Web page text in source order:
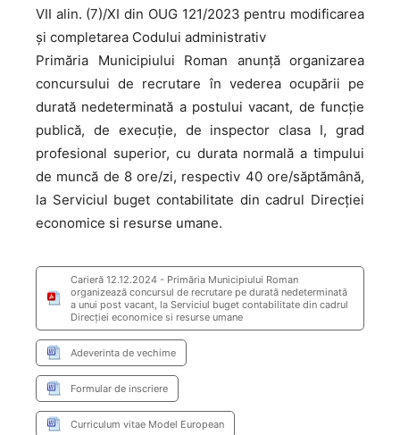
VII alin. (7)/XI din OUG 121/2023 pentru modificarea
și completarea Codului administrativ
Primăria Municipiului Roman anunţă organizarea
concursului de recrutare în vederea ocupării pe
durată nedeterminată a postului vacant, de funcţie
publică, de execuție, de inspector clasa I, grad
profesional superior, cu durata normală a timpului
de muncă de 8 ore/zi, respectiv 40 ore/săptămână,
la Serviciul buget contabilitate din cadrul Direcției
economice si resurse umane.
Carieră 12.12.2024 - Primăria Municipiului Roman
organizează concursul de recrutare pe durată nedeterminată
a unui post vacant, la Serviciul buget contabilitate din cadrul
Direcției economice si resurse umane
Adeverinta de vechime
Formular de inscriere
Curriculum vitae Model European